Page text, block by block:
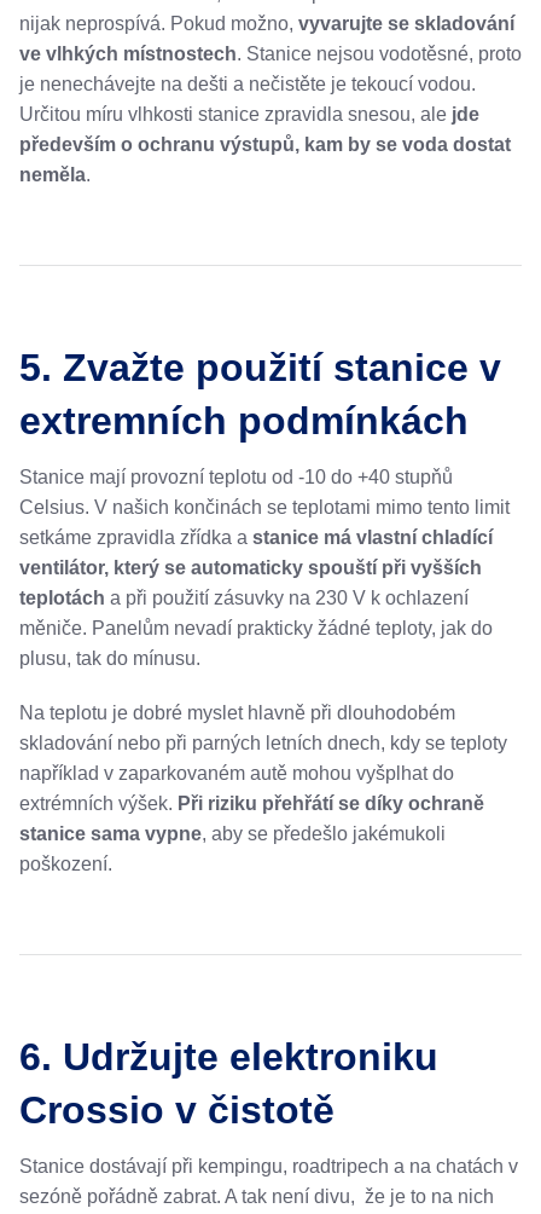
nijak neprospívá. Pokud možno, vyvarujte se skladování
ve vlhkých místnostech. Stanice nejsou vodotěsné, proto
je nenechávejte na dešti a nečistěte je tekoucí vodou.
Určitou míru vlhkosti stanice zpravidla snesou, ale jde
především o ochranu výstupů, kam by se voda dostat
neměla.
5. Zvažte použití stanice v
extremních podmínkách
Stanice mají provozní teplotu od -10 do +40 stupňů
Celsius. V našich končinách se teplotami mimo tento limit
setkáme zpravidla zřídka a stanice má vlastní chladící
ventilátor, který se automaticky spouští při vyšších
teplotách a při použití zásuvky na 230 V k ochlazení
měniče. Panelům nevadí prakticky žádné teploty, jak do
plusu, tak do mínusu.
Na teplotu je dobré myslet hlavně při dlouhodobém
skladování nebo při parných letních dnech, kdy se teploty
například v zaparkovaném autě mohou vyšplhat do
extrémních výšek. Při riziku přehřátí se díky ochraně
stanice sama vypne, aby se předešlo jakémukoli
poškození.
6. Udržujte elektroniku
Crossio v čistotě
Stanice dostávají při kempingu, roadtripech a na chatách v
sezóně pořádně zabrat. A tak není divu, že je to na nich